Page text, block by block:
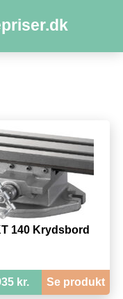
140 Krydsbord
kr. Se produkt